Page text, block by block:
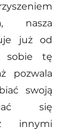
nasza
już od
sobie tę
pozwala
swoją
się
innymi